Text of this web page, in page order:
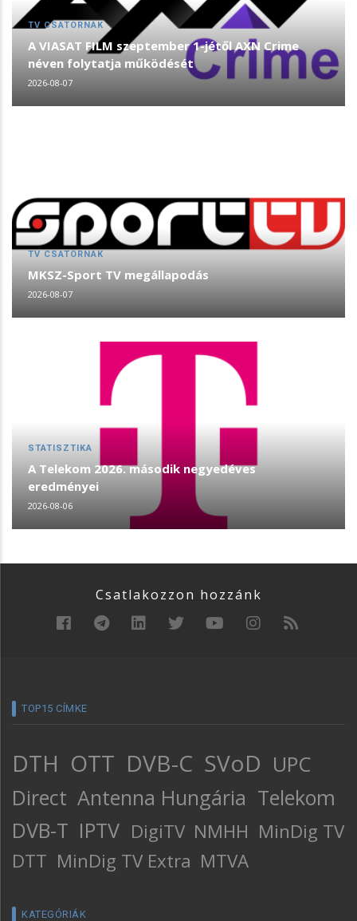
TV CSATORNÁK
A VIASAT FILM szeptember 1-jétől AXN Crime
néven folytatja működését
2026-08-07
TV CSATORNÁK
MKSZ-Sport TV megállapodás
2026-08-07
STATISZTIKA
A Telekom 2026. második negyedéves
eredményei
2026-08-06
Csatlakozzon hozzánk
TOP15 CÍMKE
DTH OTT DVB-C SVoD UPC
Direct Antenna Hungária Telekom
DVB-T IPTV DigiTV NMHH MinDig TV
DTT MinDig TV Extra MTVA
KATEGÓRIÁK